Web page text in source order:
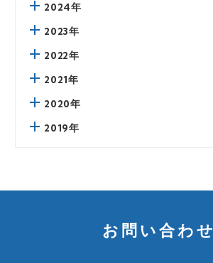
2024年
2023年
2022年
2021年
2020年
2019年
お問い合わせ